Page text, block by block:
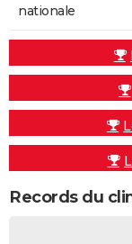
nationale
Records du